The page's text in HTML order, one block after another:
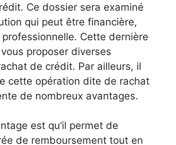
Ce dossier sera examiné
qui peut être financière,
Cette dernière
proposer diverses
de crédit. Par ailleurs, il
cette opération dite de rachat
de nombreux avantages.
est qu’il permet de
de remboursement tout en